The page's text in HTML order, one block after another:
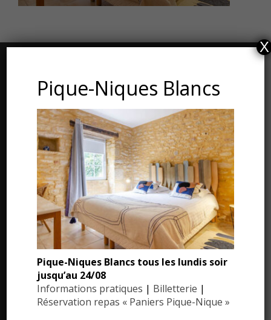
24590 Salignac-Eyvigues
Dordogne – Périgord
Téléphone : 05.53.28.99.71
Email : contact@eyrignac.com
ESPACE PRESSE
Dossier de presse
Communiqués de presse
Photothèque
Pique-Niques Blancs
Pique-Niques Blancs tous les lundis soir
jusqu’au 24/08
Informations pratiques | Billetterie |
Réservation repas « Paniers Pique-Nique »
X